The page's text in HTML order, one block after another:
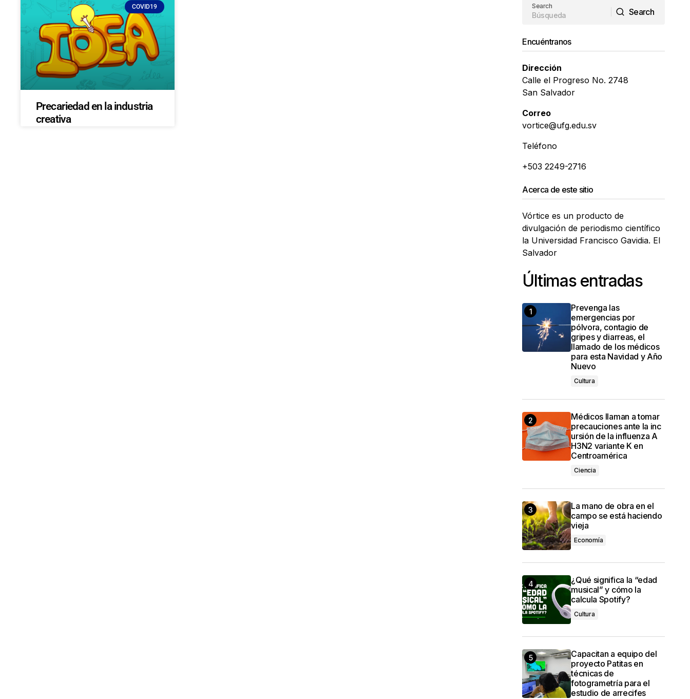
COVID19
Precariedad en la industria
creativa
Search
Search
Encuéntranos
Dirección
Calle el Progreso No. 2748
San Salvador
Correo
vortice@ufg.edu.sv
Teléfono
+503 2249-2716
Acerca de este sitio
Vórtice es un producto de
divulgación de periodismo científico
la Universidad Francisco Gavidia. El
Salvador
Últimas entradas
Prevenga las
emergencias por
pólvora, contagio de
gripes y diarreas, el
llamado de los médicos
para esta Navidad y Año
Nuevo
Cultura
Médicos llaman a tomar
precauciones ante la inc
ursión de la influenza A
H3N2 variante K en
Centroamérica
Ciencia
La mano de obra en el
campo se está haciendo
vieja
Economía
¿Qué significa la “edad
musical” y cómo la
calcula Spotify?
Cultura
Capacitan a equipo del
proyecto Patitas en
técnicas de
fotogrametría para el
estudio de arrecifes